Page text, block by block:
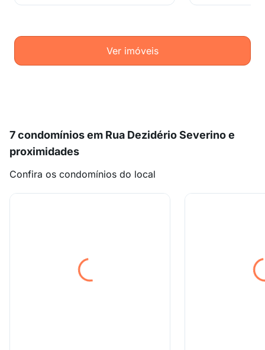
Ver imóveis
7 condomínios em Rua Dezidério Severino e
proximidades
Confira os condomínios do local